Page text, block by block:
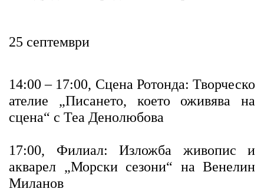
25 септември
14:00 – 17:00, Сцена Ротонда: Творческо
ателие „Писането, което оживява на
сцена“ с Теа Денолюбова
17:00, Филиал: Изложба живопис и
акварел „Морски сезони“ на Венелин
Миланов